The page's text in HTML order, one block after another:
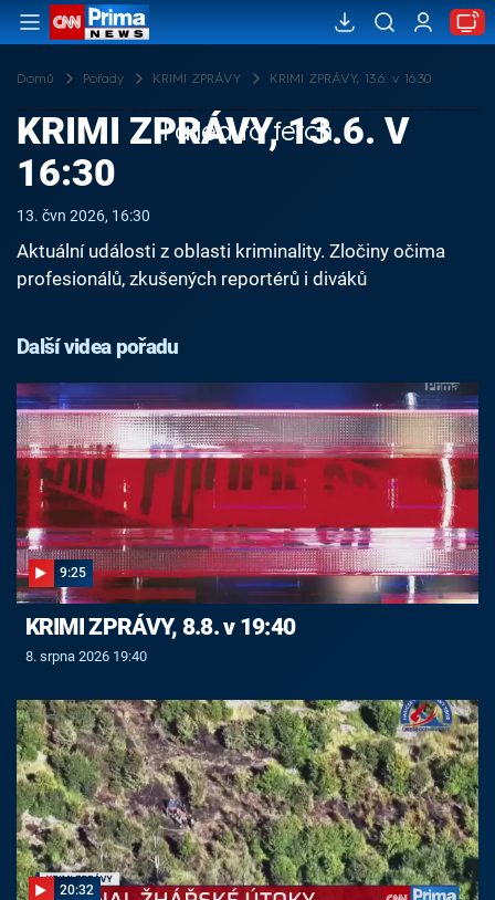
Domů Pořady KRIMI ZPRÁVY KRIMI ZPRÁVY, 13.6. v 16:30
Failed to fetch
KRIMI ZPRÁVY, 13.6. V
16:30
13. čvn 2026, 16:30
Aktuální události z oblasti kriminality. Zločiny očima
profesionálů, zkušených reportérů i diváků
Další videa pořadu
9:25
KRIMI ZPRÁVY, 8.8. v 19:40
8. srpna 2026 19:40
20:32